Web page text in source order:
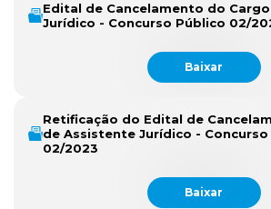
Edital de Cancelamento do
Jurídico - Concurso Público 02/
Baixar
Retificação do Edital de
de Assistente Jurídico - Concurso
02/2023
Baixar